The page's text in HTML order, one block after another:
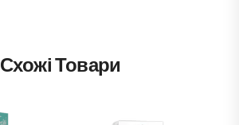
Схожі Товари